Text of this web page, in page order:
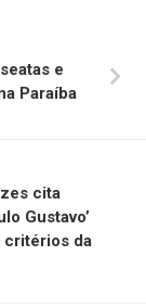
e
Paraíba
cita
Gustavo’
critérios da